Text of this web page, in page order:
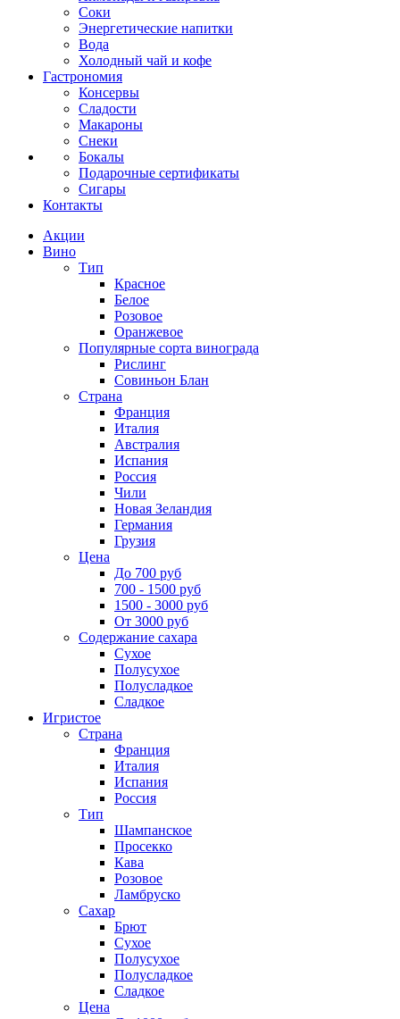
Соки
Энергетические напитки
Вода
Холодный чай и кофе
Гастрономия
Консервы
Сладости
Макароны
Снеки
Бокалы
Подарочные сертификаты
Сигары
Контакты
Акции
Вино
Тип
Красное
Белое
Розовое
Оранжевое
Популярные сорта винограда
Рислинг
Совиньон Блан
Страна
Франция
Италия
Австралия
Испания
Россия
Чили
Новая Зеландия
Германия
Грузия
Цена
До 700 руб
700 - 1500 руб
1500 - 3000 руб
От 3000 руб
Содержание сахара
Сухое
Полусухое
Полусладкое
Сладкое
Игристое
Страна
Франция
Италия
Испания
Россия
Тип
Шампанское
Просекко
Кава
Розовое
Ламбруско
Сахар
Брют
Сухое
Полусухое
Полусладкое
Сладкое
Цена